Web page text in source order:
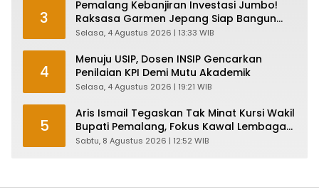
3
Pemalang Kebanjiran Investasi Jumbo!
Raksasa Garmen Jepang Siap Bangun
Pabrik dan Serap Ribuan Tenaga Kerja
Selasa, 4 Agustus 2026 | 13:33 WIB
4
Menuju USIP, Dosen INSIP Gencarkan
Penilaian KPI Demi Mutu Akademik
Selasa, 4 Agustus 2026 | 19:21 WIB
5
Aris Ismail Tegaskan Tak Minat Kursi Wakil
Bupati Pemalang, Fokus Kawal Lembaga
Legislatif
Sabtu, 8 Agustus 2026 | 12:52 WIB